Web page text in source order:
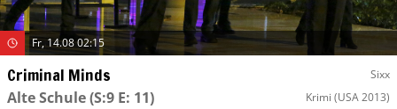
Fr, 14.08 02:15
Criminal Minds Sixx
Alte Schule(S:9 E: 11) Krimi (USA 2013)